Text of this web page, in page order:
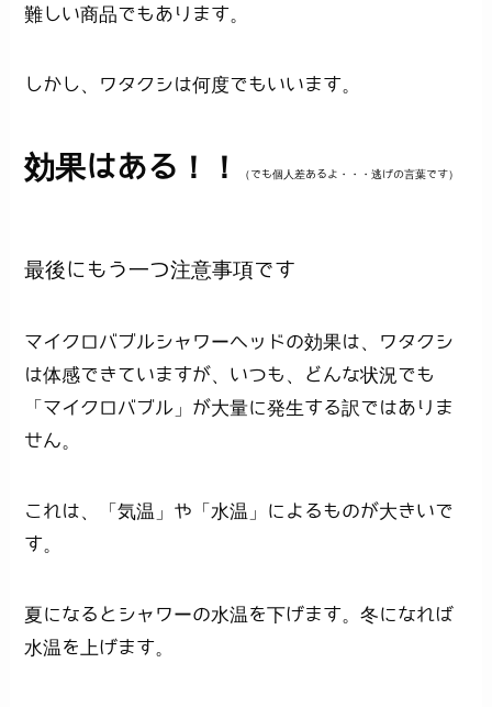
難しい商品でもあります。
しかし、ワタクシは何度でもいいます。
効果はある！！ （でも個人差あるよ・・・逃げの言葉です）
最後にもう一つ注意事項です
マイクロバブルシャワーヘッドの効果は、ワタクシ
は体感できていますが、いつも、どんな状況でも
「マイクロバブル」が大量に発生する訳ではありま
せん。
これは、「気温」や「水温」によるものが大きいで
す。
夏になるとシャワーの水温を下げます。冬になれば
水温を上げます。